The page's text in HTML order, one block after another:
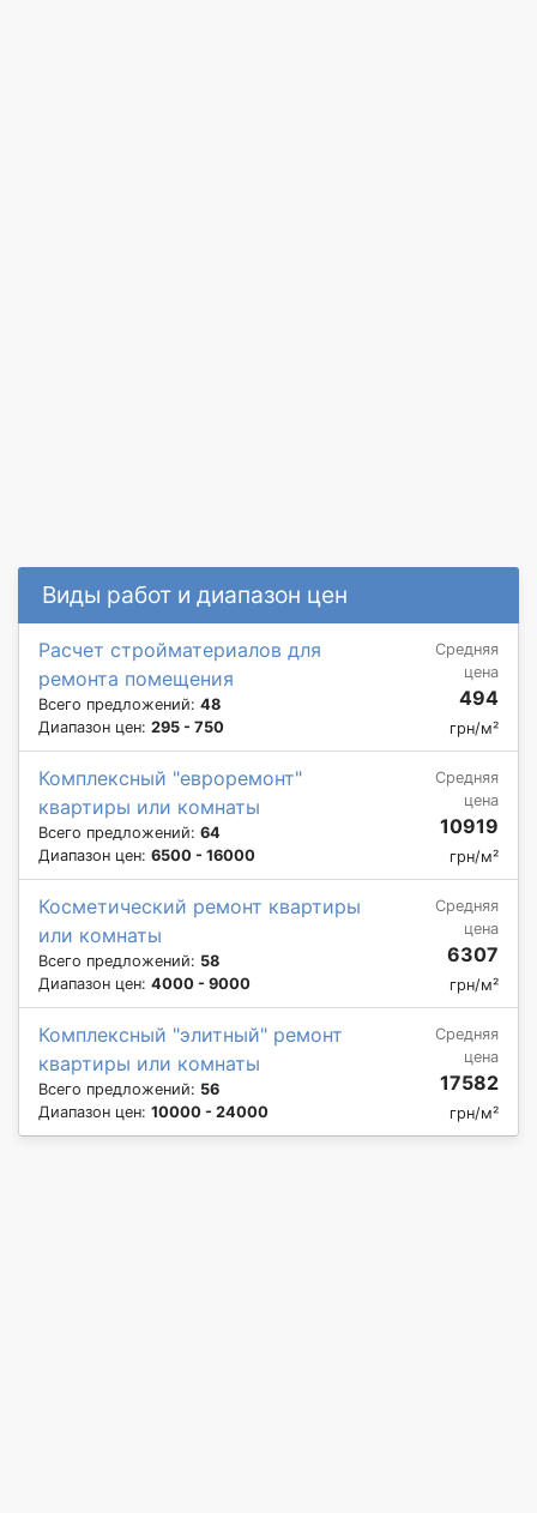
Виды работ и диапазон цен
Расчет стройматериалов для
ремонта помещения
Всего предложений: 48
Диапазон цен: 295 - 750
Средняя
цена
494
грн/м²
Комплексный "евроремонт"
квартиры или комнаты
Всего предложений: 64
Диапазон цен: 6500 - 16000
Средняя
цена
10919
грн/м²
Косметический ремонт квартиры
или комнаты
Всего предложений: 58
Диапазон цен: 4000 - 9000
Средняя
цена
6307
грн/м²
Комплексный "элитный" ремонт
квартиры или комнаты
Всего предложений: 56
Диапазон цен: 10000 - 24000
Средняя
цена
17582
грн/м²